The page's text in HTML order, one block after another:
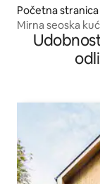
Početna
Mirna seoska